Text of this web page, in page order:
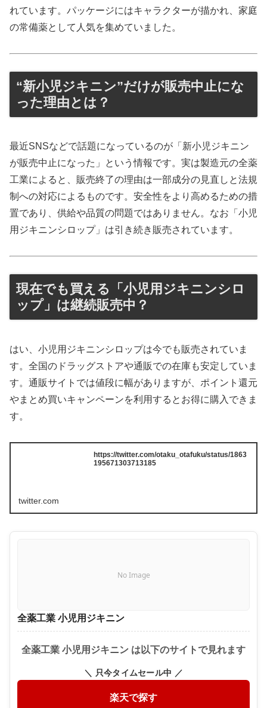
れています。パッケージにはキャラクターが描かれ、家庭
の常備薬として人気を集めていました。
“新小児ジキニン”だけが販売中止にな
った理由とは？
最近SNSなどで話題になっているのが「新小児ジキニン
が販売中止になった」という情報です。実は製造元の全薬
工業によると、販売終了の理由は一部成分の見直しと法規
制への対応によるものです。安全性をより高めるための措
置であり、供給や品質の問題ではありません。なお「小児
用ジキニンシロップ」は引き続き販売されています。
現在でも買える「小児用ジキニンシロ
ップ」は継続販売中？
はい、小児用ジキニンシロップは今でも販売されていま
す。全国のドラッグストアや通販での在庫も安定していま
す。通販サイトでは値段に幅がありますが、ポイント還元
やまとめ買いキャンペーンを利用するとお得に購入できま
す。
https://twitter.com/otaku_otafuku/status/1863
195671303713185
twitter.com
No Image
全薬工業 小児用ジキニン
全薬工業 小児用ジキニン は以下のサイトで見れます
＼ 只今タイムセール中 ／
楽天で探す